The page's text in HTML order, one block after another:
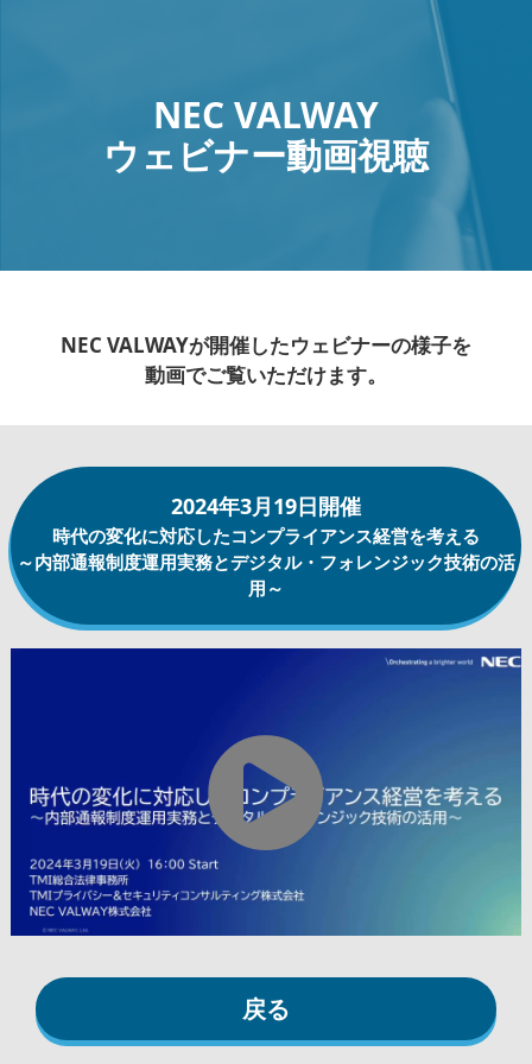
NEC VALWAY
ウェビナー動画視聴
NEC VALWAYが開催したウェビナーの様子を
動画でご覧いただけます。
2024年3月19日開催
時代の変化に対応したコンプライアンス経営を考える
～内部通報制度運用実務とデジタル・フォレンジック技術の活
用～
戻る